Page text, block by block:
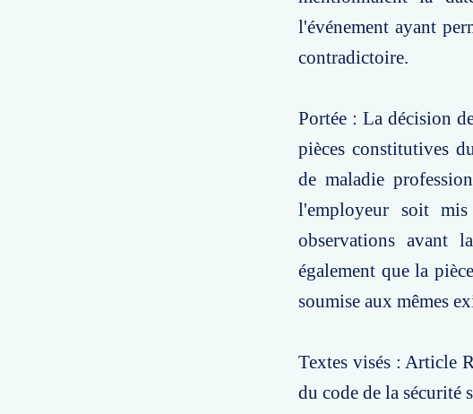
l'événement ayant
contradictoire.
Portée : La décision
pièces constitutives
de maladie
l'employeur soit
observations avant
également que la
soumise aux mêmes
Textes visés : Article
du code de la sécurité